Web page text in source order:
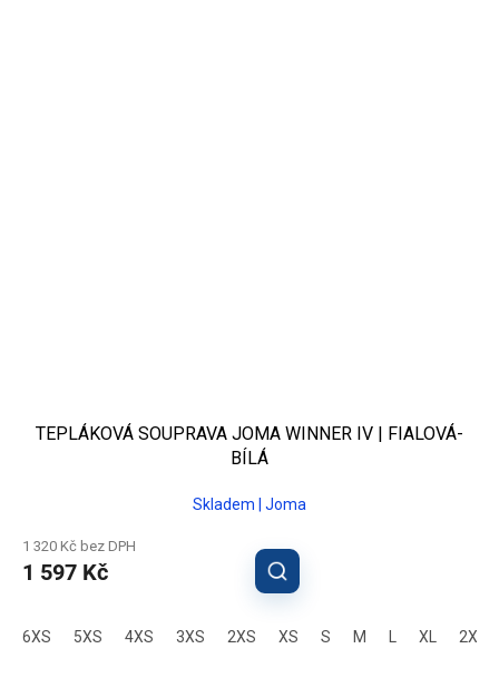
TEPLÁKOVÁ SOUPRAVA JOMA WINNER IV | FIALOVÁ-
BÍLÁ
Skladem | Joma
1 320 Kč bez DPH
1 597 Kč
6XS 5XS 4XS 3XS 2XS XS S M XL 2XL